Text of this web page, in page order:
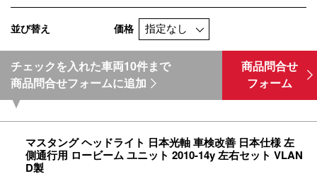
並び替え 価格
チェックを入れた車両10件まで
商品問合せフォームに追加
商品問合せ
フォーム
マスタング ヘッドライト 日本光軸 車検改善 日本仕様 左
側通行用 ロービーム ユニット 2010-14y 左右セット VLAN
D製